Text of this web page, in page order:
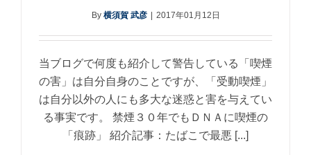
By 横須賀 武彦 2017年01月12日
当ブログで何度も紹介して警告している「喫煙
の害」は自分自身のことですが、「受動喫煙」
は自分以外の人にも多大な迷惑と害を与えてい
る事実です。 禁煙３０年でもＤＮＡに喫煙の
「痕跡」 紹介記事：たばこで最悪 [...]